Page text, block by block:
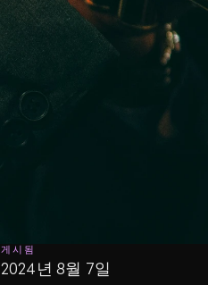
게시됨
2024년 8월 7일